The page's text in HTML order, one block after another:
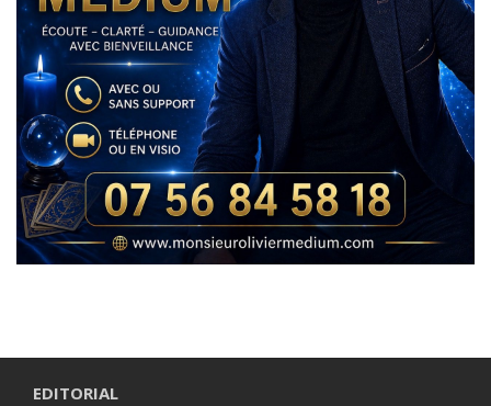
EDITORIAL